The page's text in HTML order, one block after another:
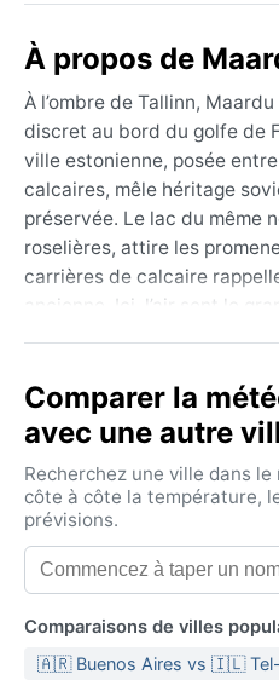
À propos de
À l’ombre de Tallinn,
discret au bord du golfe de
ville estonienne, posée
calcaires, mêle héritage
préservée. Le lac du même
roselières, attire les
carrières de calcaire
ancienne. Ici, l’air sent le
toute proche, pulse de vie
reste un refuge silencieux,
rencontre la mer.
Le climat y est continental
Les étés, de juin à août,
agréables autour de 18 °C,
des journées très longues –
fréquentes exigent un
décembre à février, est
Comparer la
avec une autre
Recherchez une ville dans
côte à côte la température,
prévisions.
Comparaisons de villes
🇦🇷 Buenos Aires vs 🇮🇱